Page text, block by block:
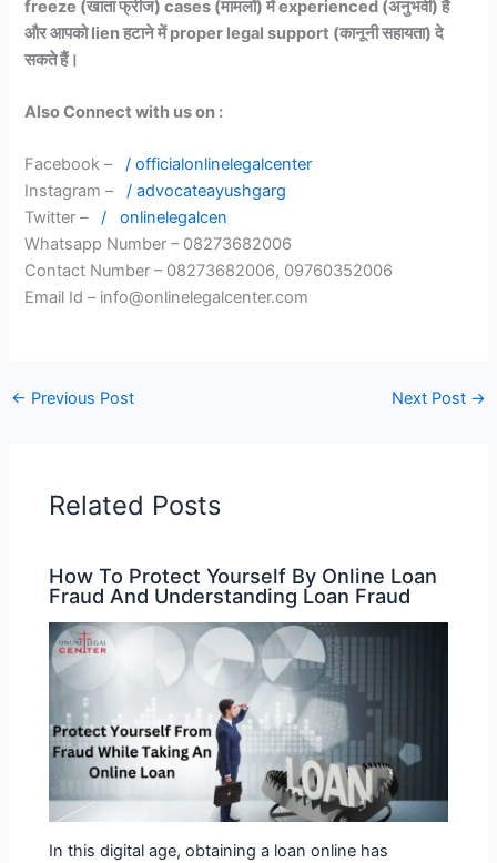
freeze (खाता फ्रीज) cases (मामलों) में experienced (अनुभवी) हैं
और आपको lien हटाने में proper legal support (कानूनी सहायता) दे
सकते हैं।
Also Connect with us on :
Facebook –
/ officialonlinelegalcenter
Instagram –
/ advocateayushgarg
Twitter –
/onlinelegalcen
Whatsapp Number – 08273682006
Contact Number – 08273682006, 09760352006
Email Id – info@onlinelegalcenter.com
← Previous Post Next Post →
Related Posts
How To Protect Yourself By Online Loan
Fraud And Understanding Loan Fraud
In this digital age, obtaining a loan online has